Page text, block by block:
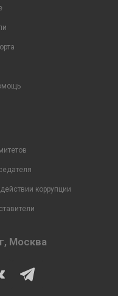
коррупции
Москва